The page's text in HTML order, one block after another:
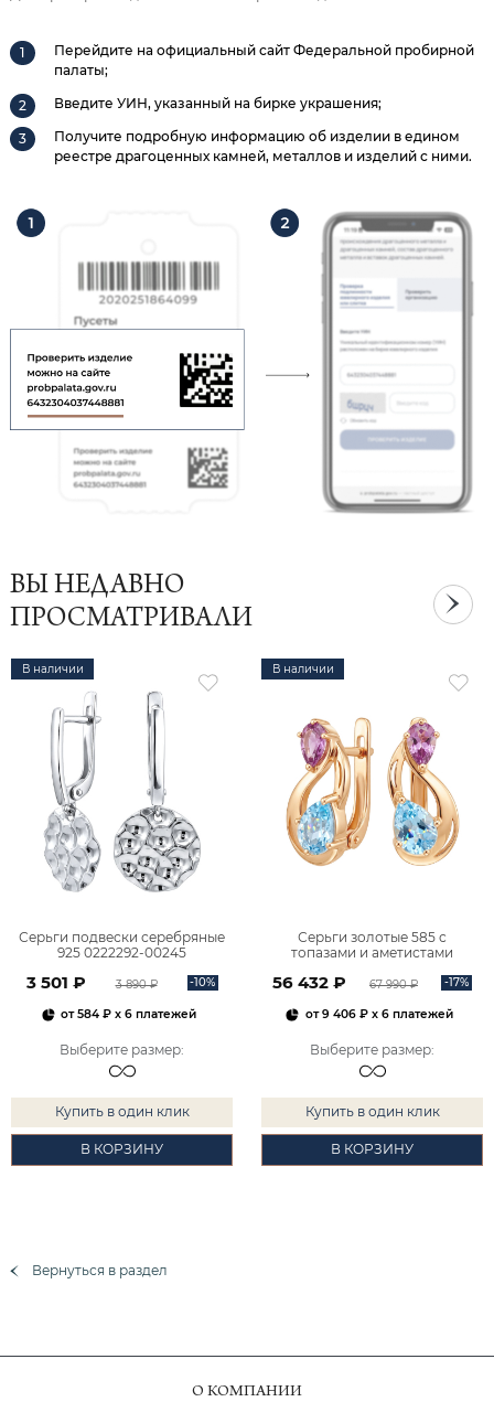
Перейдите на официальный сайт Федеральной пробирной
палаты;
Введите УИН, указанный на бирке украшения;
Получите подробную информацию об изделии в едином
реестре драгоценных камней, металлов и изделий с ними.
ВЫ НЕДАВНО
ПРОСМАТРИВАЛИ
В наличии
Серьги подвески серебряные
925 0222292-00245
3 501 ₽ 3 890 ₽ -10%
от584 ₽ x 6 платежей
Выберите размер:
Купить в один клик
В КОРЗИНУ
В наличии
Серьги золотые 585 с
топазами и аметистами
56 432 ₽ 67 990 ₽ -17%
от9 406 ₽x 6 платежей
Выберите размер:
Купить в один клик
В КОРЗИНУ
Вернуться в раздел
О КОМПАНИИ